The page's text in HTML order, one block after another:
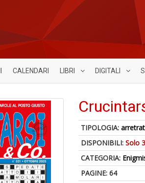
CALENDARI LIBRI DIGITALI
TIPOLOGIA:
DISPONIBILI:Solo
CATEGORIA:
PAGINE: 64